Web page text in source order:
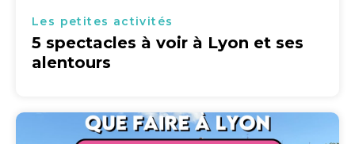
Les petites activités
5 spectacles à voir à Lyon et ses
alentours